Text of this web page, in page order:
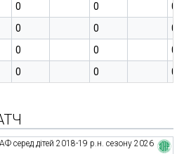
0 0
0
0 0
0
0 0
0
0 0 0
серед дітей 2018-19 р.н. сезону 2026